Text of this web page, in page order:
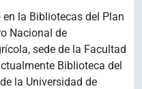
la Bibliotecas del Plan
Nacional de
sede de la Facultad
Biblioteca del
la Universidad de